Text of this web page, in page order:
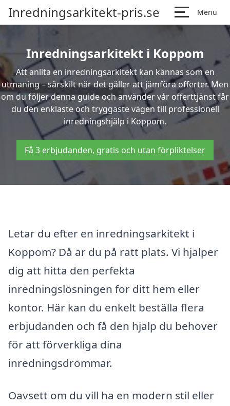
Inredningsarkitekt-pris.se Menu
Inredningsarkitekt i Koppom
Att anlita en inredningsarkitekt kan kännas som en
utmaning – särskilt när det gäller att jämföra offerter. Men
om du följer denna guide och använder vår offerttjänst får
du den enklaste och tryggaste vägen till professionell
inredningshjälp i Koppom.
Få 3 erbjudanden, gratis och utan förpliktelser
Letar du efter en inredningsarkitekt i
Koppom? Då är du på rätt plats. Vi hjälper
dig att hitta den perfekta
inredningslösningen för ditt hem eller
kontor. Här kan du enkelt beställa flera
erbjudanden och få den hjälp du behöver
för att förverkliga dina
inredningsdrömmar.
Oavsett om du vill ha en modern stil eller